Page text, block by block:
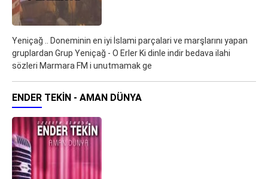
Yeniçağ .. Doneminin en iyi İslami parçalari ve marşlarını yapan
gruplardan Grup Yeniçağ - O Erler Ki dinle indir bedava ilahi
sözleri Marmara FM i unutmamak ge
ENDER TEKIN - AMAN DÜNYA